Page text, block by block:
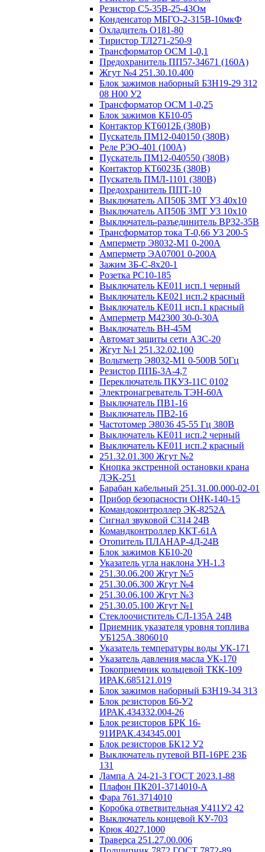
Резистор С5-35В-25-43Ом
Конденсатор МБГО-2-315В-10мкФ
Охладитель О181-80
Тиристор ТЛ271-250-9
Трансформатор ОСМ 1-0,1
Предохранитель ПП57-34671 (160А)
Жгут №4 251.30.10.400
Блок зажимов наборный Б3Н19-29 312
08 Н00 У2
Трансформатор ОСМ 1-0,25
Блок зажимов КБ10-05
Контактор КТ6012Б (380В)
Пускатель ПМ12-040150 (380В)
Реле РЭО-401 (100А)
Пускатель ПМ12-040550 (380В)
Контактор КТ6023Б (380В)
Пускатель ПМЛ-1101 (380В)
Предохранитель ППТ-10
Выключатель АП50Б 3МТ У3 40х10
Выключатель АП50Б 3МТ У3 10х10
Выключатель-разъединитель ВР32-35В
Трансформатор тока Т-0,66 У3 200-5
Амперметр Э8032-М1 0-200А
Амперметр ЭА07001 0-200А
Зажим 3Б-С-8х20-1
Розетка РС10-185
Выключатель КЕ011 исп.1 черный
Выключатель КЕ021 исп.2 красный
Выключатель КЕ011 исп.1 красный
Амперметр М42300 30-0-30А
Выключатель ВН-45М
Автомат защиты сети АЗС-20
Жгут №1 251.32.02.100
Вольтметр Э8032-М1 0-500В 50Гц
Резистор ППБ-3А-4,7
Переключатель ПКУЗ-11С 0102
Электронагреватель ТЭН-60А
Выключатель ПВ1-16
Выключатель ПВ2-16
Частотомер Э8036 45-55 Гц 380В
Выключатель КЕ011 исп.2 черный
Выключатель КЕ011 исп.2 красный
251.32.01.300 Жгут №2
Кнопка экстренной остановки крана
ДЭК-251
Барабан кабельный 251.31.00.000-02-01
Прибор безопасности ОНК-140-15
Командоконтроллер ЭК-8252А
Сигнал звуковой С314 24В
Командконтроллер ККТ-61А
Отопитель ПЛАНАР-4Д-24В
Блок зажимов КБ10-20
Указатель угла наклона УН-1.3
251.30.06.200 Жгут №5
251.30.06.300 Жгут №4
251.30.06.100 Жгут №3
251.30.05.100 Жгут №1
Стеклоочиститель СЛ-135А 24В
Приемник указателя уровня топлива
УБ125А.3806010
Указатель температуры воды УК-171
Указатель давления масла УК-170
Токоприемник кольцевой ТКК-109
ИРАК.685121.019
Блок зажимов наборный Б3Н19-34 313
Блок резисторов Б6-У2
ИРАК.434332.004-26
Блок резисторов БРК 16-
91ИРАК.434345.001
Блок резисторов БК12 У2
Выключатель путевой ВП-16РЕ 23Б
131
Лампа А 24-21-3 ГОСТ 2023.1-88
Плафон ПК201-3714010-А
Фара 761.3714010
Коробка ответвительная У411У2 42
Выключатель концевой КУ-703
Крюк 4027.1000
Траверса 251.27.00.006